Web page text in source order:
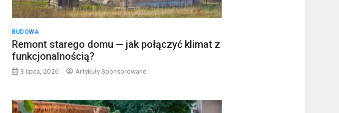
BUDOWA
Remont starego domu — jak połączyć klimat z
funkcjonalnością?
3 lipca, 2026 Artykuły Sponsorowane